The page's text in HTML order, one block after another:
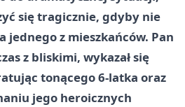
się tragicznie, gdyby nie
jednego z mieszkańców. Pan
z bliskimi, wykazał się
tonącego 6-latka oraz
jego heroicznych